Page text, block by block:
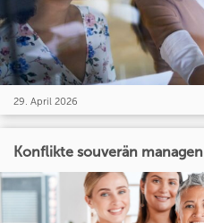
29. April 2026
Konflikte souverän managen